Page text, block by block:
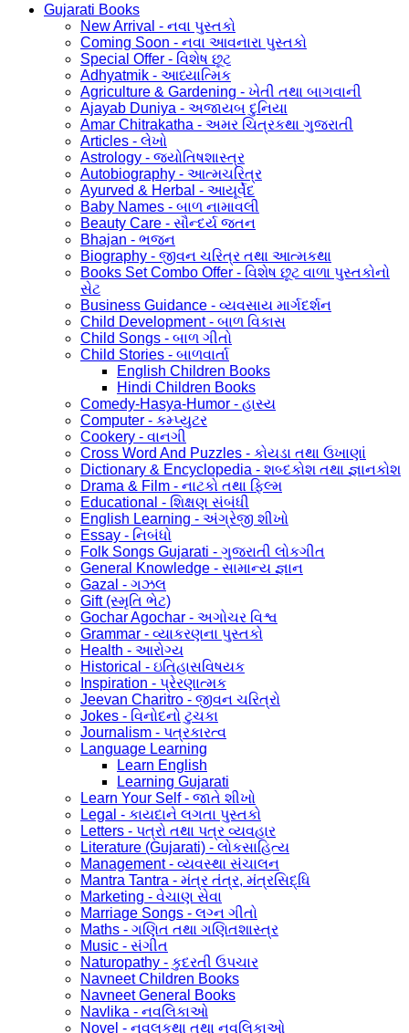
Gujarati Books
New Arrival - નવા પુસ્તકો
Coming Soon - નવા આવનારા પુસ્તકો
Special Offer - વિશેષ છૂટ
Adhyatmik - આધ્યાત્મિક
Agriculture & Gardening - ખેતી તથા બાગવાની
Ajayab Duniya - અજાયબ દુનિયા
Amar Chitrakatha - અમર ચિત્રકથા ગુજરાતી
Articles - લેખો
Astrology - જ્યોતિષશાસ્ત્ર
Autobiography - આત્મચરિત્ર
Ayurved & Herbal - આયૂર્વેદ
Baby Names - બાળ નામાવલી
Beauty Care - સૌન્દર્ય જતન
Bhajan - ભજન
Biography - જીવન ચરિત્ર તથા આત્મકથા
Books Set Combo Offer - વિશેષ છૂટ વાળા પુસ્તકોનો
સેટ
Business Guidance - વ્યવસાય માર્ગદર્શન
Child Development - બાળ વિકાસ
Child Songs - બાળ ગીતો
Child Stories - બાળવાર્તા
English Children Books
Hindi Children Books
Comedy-Hasya-Humor - હાસ્ય
Computer - કમ્પ્યુટર
Cookery - વાનગી
Cross Word And Puzzles - કોયડા તથા ઉખાણાં
Dictionary & Encyclopedia - શબ્દકોશ તથા જ્ઞાનકોશ
Drama & Film - નાટકો તથા ફિલ્મ
Educational - શિક્ષણ સંબંધી
English Learning - અંગ્રેજી શીખો
Essay - નિબંધો
Folk Songs Gujarati - ગુજરાતી લોકગીત
General Knowledge - સામાન્ય જ્ઞાન
Gazal - ગઝલ
Gift (સ્મૃતિ ભેટ)
Gochar Agochar - અગોચર વિશ્વ
Grammar - વ્યાકરણના પુસ્તકો
Health - આરોગ્ય
Historical - ઇતિહાસવિષયક
Inspiration - પ્રેરણાત્મક
Jeevan Charitro - જીવન ચરિત્રો
Jokes - વિનોદનો ટુચકા
Journalism - પત્રકારત્વ
Language Learning
Learn English
Learning Gujarati
Learn Your Self - જાતે શીખો
Legal - કાયદાને લગતા પુસ્તકો
Letters - પત્રો તથા પત્ર વ્યવહાર
Literature (Gujarati) - લોકસાહિત્ય
Management - વ્યવસ્થા સંચાલન
Mantra Tantra - મંત્ર તંત્ર, મંત્રસિદ્ધિ
Marketing - વેચાણ સેવા
Marriage Songs - લગ્ન ગીતો
Maths - ગણિત તથા ગણિતશાસ્ત્ર
Music - સંગીત
Naturopathy - કુદરતી ઉપચાર
Navneet Children Books
Navneet General Books
Navlika - નવલિકાઓ
Novel - નવલકથા તથા નવલિકાઓ